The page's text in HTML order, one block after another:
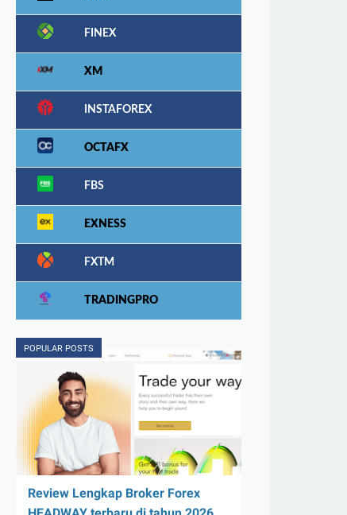
FINEX
XM
INSTAFOREX
OCTAFX
FBS
EXNESS
FXTM
TRADINGPRO
POPULAR POSTS
Review Lengkap Broker Forex